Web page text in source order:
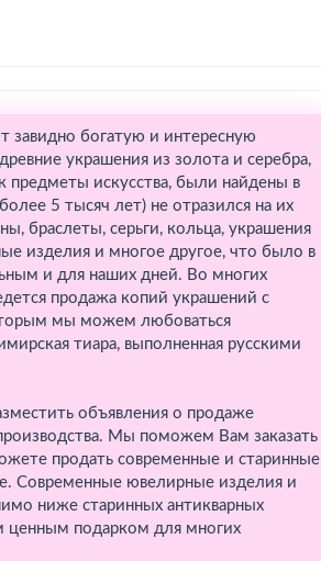
богатую и интересную
украшения из золота и серебра,
искусства, были найдены в
5 тысяч лет) не отразился на их
браслеты, серьги, кольца, украшения
изделия и многое другое, что было в
и для наших дней. Во многих
продажа копий украшений с
мы можем любоваться
тиара, выполненная русскими
объявления о продаже
Мы поможем Вам заказать
продать современные и старинные
Современные ювелирные изделия и
ниже старинных антикварных
ценным подарком для многих